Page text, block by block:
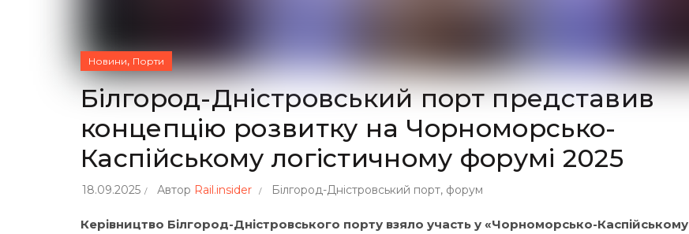
Новини, Порти
Білгород-Дністровський порт представив
концепцію розвитку на Чорноморсько-
Каспійському логістичному форумі 2025
18.09.2025 Автор Rail.insider Білгород-Дністровський порт, форум
Керівництво Білгород-Дністровського порту взяло участь у «Чорноморсько-Каспійському